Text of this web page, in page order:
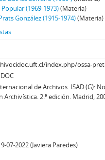
(1969-1973)(Materia)
González (1915-1974)(Materia)
index.php/ossa-
de Archivos. ISAD (G):
Archivística. 2.ª edición. Madrid,
07-2022 (Javiera Paredes)